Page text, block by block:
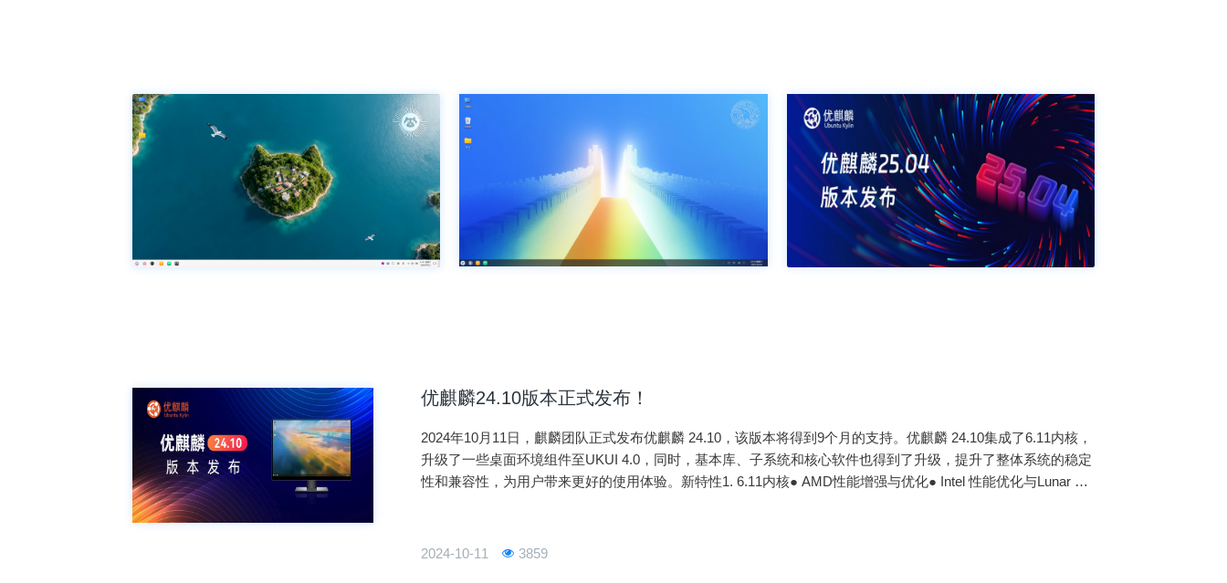
优麒麟24.10版本正式发布！
2024年10月11日，麒麟团队正式发布优麒麟 24.10，该版本将得到9个月的支持。优麒麟 24.10集成了6.11内核，
升级了一些桌面环境组件至UKUI 4.0，同时，基本库、子系统和核心软件也得到了升级，提升了整体系统的稳定
性和兼容性，为用户带来更好的使用体验。新特性1. 6.11内核● AMD性能增强与优化● Intel 性能优化与Lunar La
2024-10-11 3859